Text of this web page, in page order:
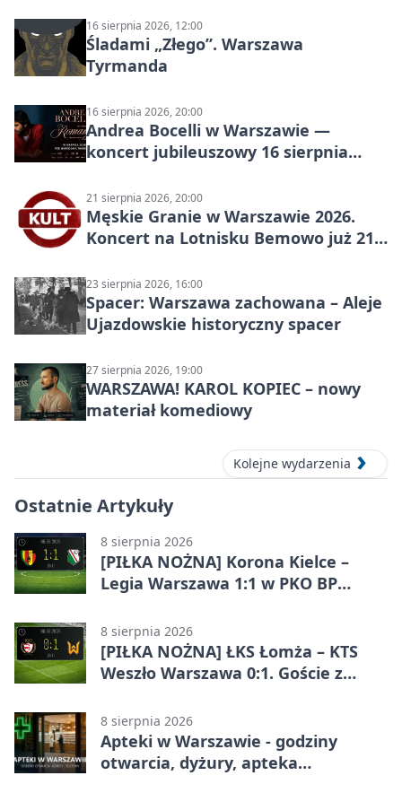
16 sierpnia 2026, 12:00
Śladami „Złego”. Warszawa
Tyrmanda
16 sierpnia 2026, 20:00
Andrea Bocelli w Warszawie —
koncert jubileuszowy 16 sierpnia
21 sierpnia 2026, 20:00
Męskie Granie w Warszawie 2026.
Koncert na Lotnisku Bemowo już 21
23 sierpnia 2026, 16:00
Spacer: Warszawa zachowana – Aleje
Ujazdowskie historyczny spacer
27 sierpnia 2026, 19:00
WARSZAWA! KAROL KOPIEC – nowy
materiał komediowy
Kolejne wydarzenia
Ostatnie Artykuły
8 sierpnia 2026
[PIŁKA NOŻNA] Korona Kielce –
Legia Warszawa 1:1 w PKO BP
zwycięstwo z rąk
8 sierpnia 2026
[PIŁKA NOŻNA] ŁKS Łomża – KTS
Weszło Warszawa 0:1. Goście z
w Betclic 3. Lidze Grupa 1 (Grupa I)
8 sierpnia 2026
Apteki w Warszawie - godziny
otwarcia, dyżury, apteka